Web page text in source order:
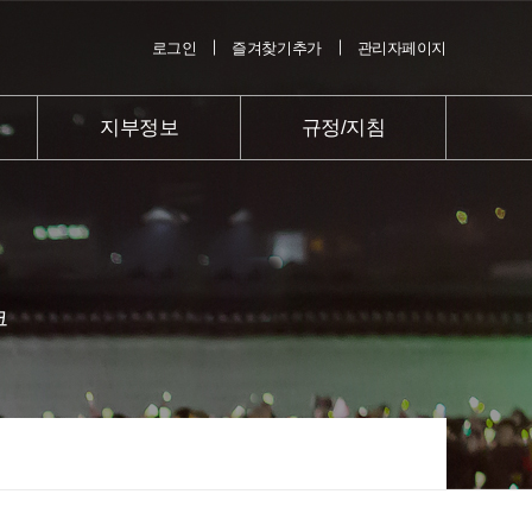
로그인 즐겨찾기추가 관리자페이지
지부정보 규정/지침